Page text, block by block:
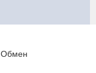
Обмен